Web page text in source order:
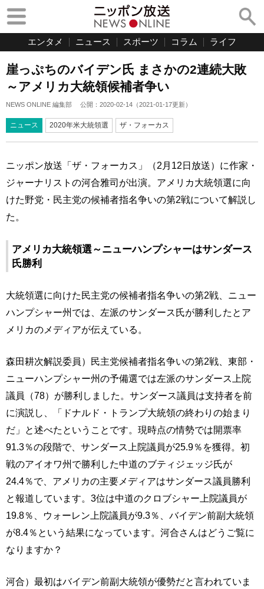
エンタメ ニュース スポーツ コラム ライフ
崖っぷちのバイデン氏 まさかの2連続大敗
～アメリカ大統領候補者争い
NEWS ONLINE 編集部 公開： 2020-02-14 （2021-01-17更新）
ニュース 2020年米大統領選 ザ・フォーカス
ニッポン放送「ザ・フォーカス」（2月12日放送）に作家・
ジャーナリストの河合雅司が出演。アメリカ大統領選に向
けた野党・民主党の候補者指名争いの第2戦について解説し
た。
アメリカ大統領選～ニューハンプシャーはサンダース
氏勝利
大統領選に向けた民主党の候補者指名争いの第2戦、ニュー
ハンプシャー州では、左派のサンダース氏が勝利したとア
メリカのメディアが伝えている。
森田耕次解説委員）民主党候補者指名争いの第2戦、東部・
ニューハンプシャー州の予備選では左派のサンダース上院
議員（78）が勝利しました。サンダース議員は支持者を前
に演説し、「ドナルド・トランプ大統領の終わりの始まり
だ」と述べたということです。現時点の情勢では開票率
91.3％の段階で、サンダース上院議員が25.9％を獲得。初
戦のアイオワ州で勝利した中道のブティジェッジ氏が
24.4％で、アメリカの主要メディアはサンダース議員勝利
と報道しています。3位は中道のクロブシャー上院議員が
19.8％、ウォーレン上院議員が9.3％、バイデン前副大統領
が8.4％という結果になっています。河合さんはどうご覧に
なりますか？
河合）最初はバイデン前副大統領が優勢だと言われていま